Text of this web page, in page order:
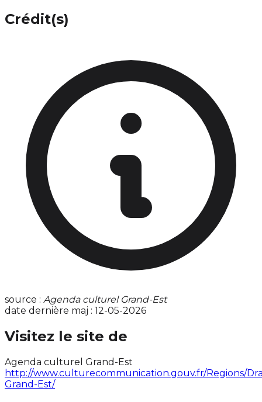
Crédit(s)
source : Agenda culturel Grand-Est
date dernière maj : 12-05-2026
Visitez le site de
Agenda culturel Grand-Est
http://www.culturecommunication.gouv.fr/Regions/
Grand-Est/